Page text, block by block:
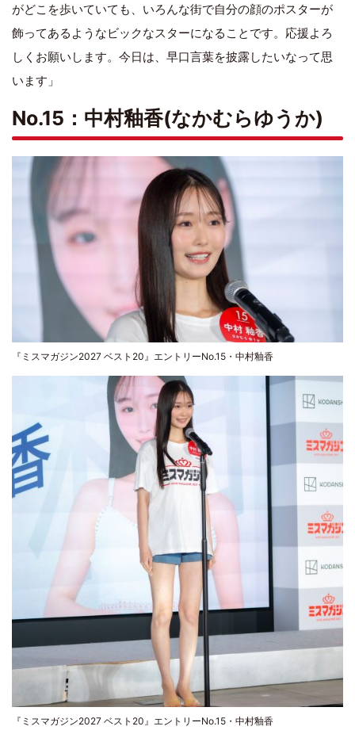
がどこを歩いていても、いろんな街で自分の顔のポスターが
飾ってあるようなビックなスターになることです。応援よろ
しくお願いします。今日は、早口言葉を披露したいなって思
います」
No.15：中村釉香(なかむらゆうか)
『ミスマガジン2027 ベスト20』エントリーNo.15・中村釉香
『ミスマガジン2027 ベスト20』エントリーNo.15・中村釉香